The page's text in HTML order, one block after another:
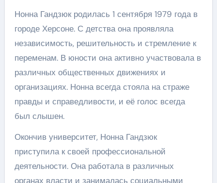
Нонна Гандзюк родилась 1 сентября 1979 года в
городе Херсоне. С детства она проявляла
независимость, решительность и стремление к
переменам. В юности она активно участвовала в
различных общественных движениях и
организациях. Нонна всегда стояла на страже
правды и справедливости, и её голос всегда
был слышен.
Окончив университет, Нонна Гандзюк
приступила к своей профессиональной
деятельности. Она работала в различных
органах власти и занималась социальными